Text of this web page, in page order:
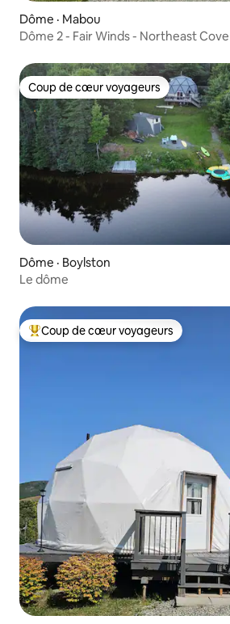
Dôme · Mabou
Dôme 2 - Fair Winds - Northeast Cove
Coup de cœur voyageurs
Coup de cœur voyageurs
Dôme · Boylston
Le dôme
Coup de cœur voyageurs parmi les
Coup de cœur voyageurs